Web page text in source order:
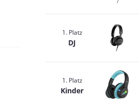
1. Platz
DJ
1. Platz
Kinder